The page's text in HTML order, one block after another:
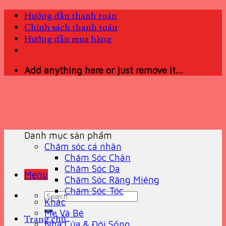
Skip
content
Hướng dẫn thanh toán
Chính sách thanh toán
Hướng dẫn mua hàng
Add anything here or just remove it...
Menu
Search
for:
Trang chủ
Danh mục sản phẩm
Chăm sóc cá nhân
Chăm Sóc Chân
Chăm Sóc Da
Chăm Sóc Răng Miệng
Chăm Sóc Tóc
Khác
Mẹ Và Bé